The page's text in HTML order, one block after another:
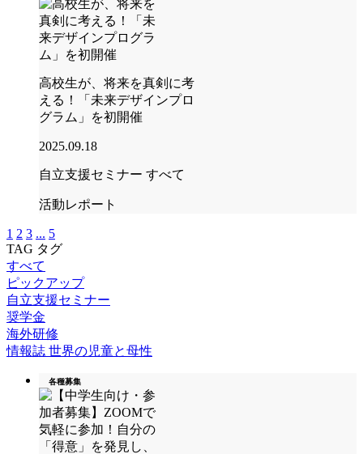
高校生が、将来を真剣に考
える！「未来デザインプロ
グラム」を初開催
2025.09.18
自立支援セミナー すべて
活動レポート
1 2 3 ... 5
TAG タグ
すべて
ピックアップ
自立支援セミナー
奨学金
海外研修
情報誌 世界の児童と母性
各種募集